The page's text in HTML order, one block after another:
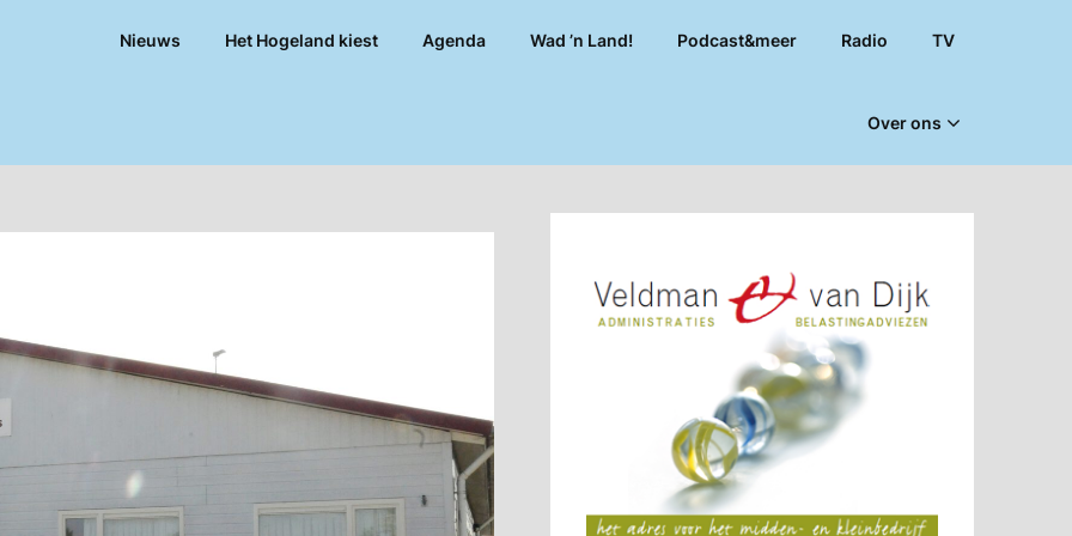
Nieuws Het Hogeland kiest Agenda Wad ’n Land! Podcast&meer Radio TV
Over ons